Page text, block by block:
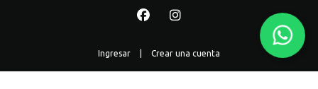
Ingresar Crear una cuenta